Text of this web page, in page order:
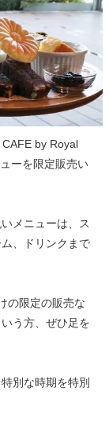
by Royal
ーを限定販売い
メニューは、ス
、ドリンクまで
の限定の販売な
う方、ぜひ足を
別な時期を特別